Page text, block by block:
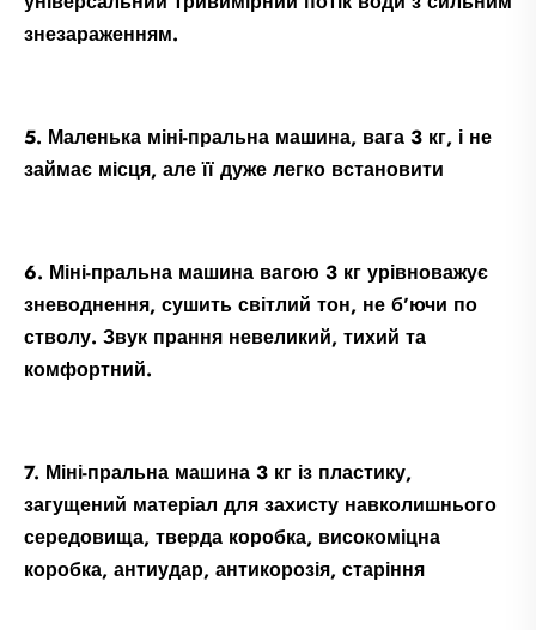
знезараженням.
5. Маленька міні-пральна машина, вага 3 кг, і не
займає місця, але її дуже легко встановити
6. Міні-пральна машина вагою 3 кг урівноважує
зневоднення, сушить світлий тон, не б’ючи по
стволу. Звук прання невеликий, тихий та
комфортний.
7. Міні-пральна машина 3 кг із пластику,
загущений матеріал для захисту навколишнього
середовища, тверда коробка, високоміцна
коробка, антиудар, антикорозія, старіння